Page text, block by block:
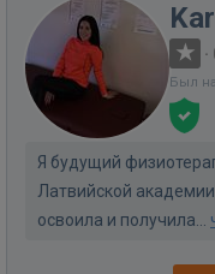
·
Был
Я будущий
Латвийской
освоила и получила...